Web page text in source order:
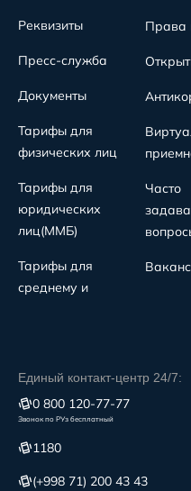
Реквизиты
Пресс-служба
Документы
Тарифы для
физических лиц
Тарифы для
юридических
лиц(MMБ)
Тарифы для
среднему и
Права
Часто
Единый контакт-центр 24/7:
0 800 120-77-77
Звонок по РУз бесплатный
1180
(+998 71) 200 43 43